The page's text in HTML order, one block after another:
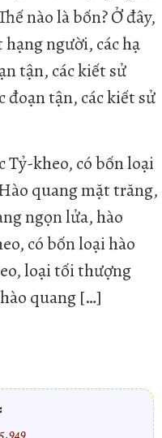
nào là bốn? Ở đây,
người, các hạ
tận, các kiết sử
đoạn tận, các kiết sử
Tỷ-kheo, có bốn loại
quang mặt trăng,
ngọn lửa, hào
có bốn loại hào
loại tối thượng
quang […]